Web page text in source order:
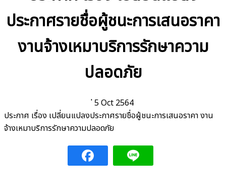
ประกาศรายชื่อผู้ชนะการเสนอราคา
งานจ้างเหมาบริการรักษาความ
ปลอดภัย
่ 5 Oct 2564
ประกาศ เรื่อง เปลี่ยนแปลงประกาศรายชื่อผู้ชนะการเสนอราคา งาน
จ้างเหมาบริการรักษาความปลอดภัย